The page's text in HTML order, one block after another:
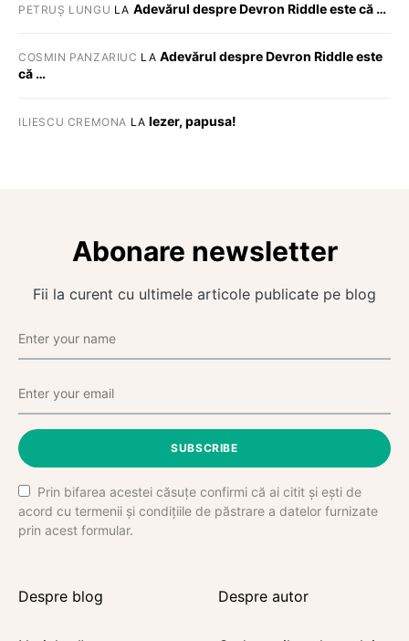
PETRUȘ LUNGU LA Adevărul despre Devron Riddle este că …
COSMIN PANZARIUC LA Adevărul despre Devron Riddle este
că …
ILIESCU CREMONA LA Iezer, papusa!
Abonare newsletter
Fii la curent cu ultimele articole publicate pe blog
SUBSCRIBE
Prin bifarea acestei căsuțe confirmi că ai citit și ești de
acord cu termenii și condițiile de păstrare a datelor furnizate
prin acest formular.
Despre blog Despre autor